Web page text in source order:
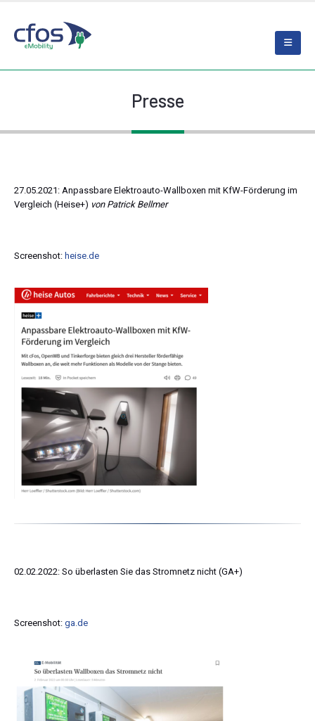
Presse
27.05.2021: Anpassbare Elektroauto-Wallboxen mit KfW-Förderung im
Vergleich (Heise+) von Patrick Bellmer
Screenshot: heise.de
02.02.2022: So überlasten Sie das Stromnetz nicht (GA+)
Screenshot: ga.de